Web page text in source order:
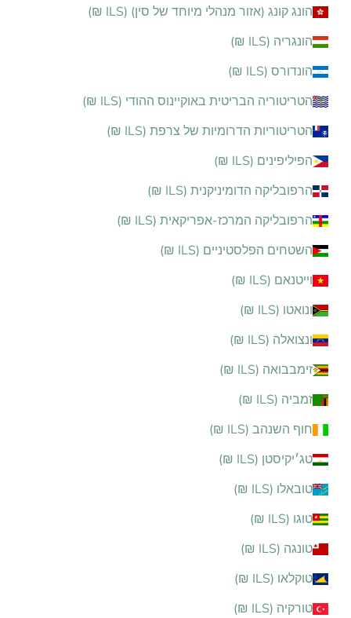
הונג קונג (אזור מנהלי מיוחד של סין) (ILS ₪)
הונגריה (ILS ₪)
הונדורס (ILS ₪)
הטריטוריה הבריטית באוקיינוס ההודי (ILS ₪)
הטריטוריות הדרומיות של צרפת (ILS ₪)
הפיליפינים (ILS ₪)
הרפובליקה הדומיניקנית (ILS ₪)
הרפובליקה המרכז-אפריקאית (ILS ₪)
השטחים הפלסטיניים (ILS ₪)
וייטנאם (ILS ₪)
ונואטו (ILS ₪)
ונצואלה (ILS ₪)
זימבבואה (ILS ₪)
זמביה (ILS ₪)
חוף השנהב (ILS ₪)
טג׳יקיסטן (ILS ₪)
טובאלו (ILS ₪)
טוגו (ILS ₪)
טונגה (ILS ₪)
טוקלאו (ILS ₪)
טורקיה (ILS ₪)